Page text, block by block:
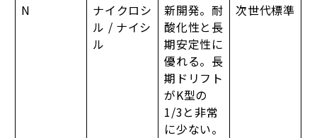
N
ナイクロシ
ル / ナイシ
ル
新開発。耐
酸化性と長
期安定性に
優れる。長
期ドリフト
がK型の
1/3と非常
に少ない。
次世代標準